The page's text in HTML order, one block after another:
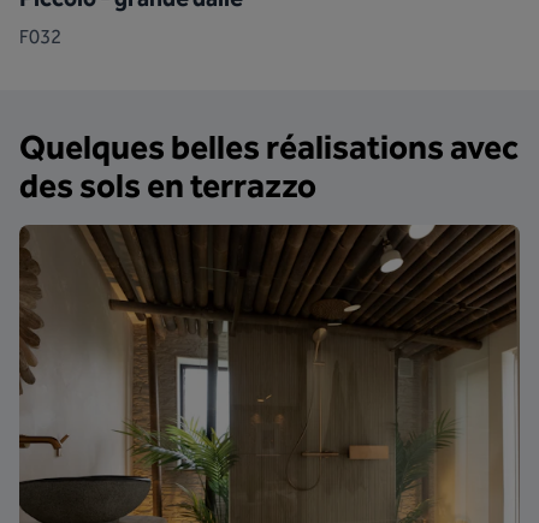
F032
Quelques belles réalisations avec
des sols en terrazzo